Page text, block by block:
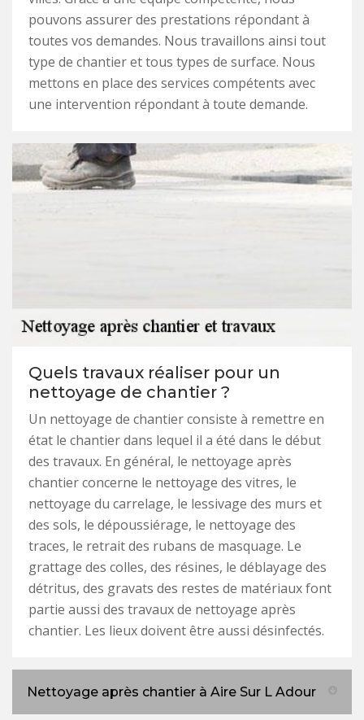
pouvons assurer des prestations répondant à
toutes vos demandes. Nous travaillons ainsi tout
type de chantier et tous types de surface. Nous
mettons en place des services compétents avec
une intervention répondant à toute demande.
Quels travaux réaliser pour un
nettoyage de chantier ?
Un nettoyage de chantier consiste à remettre en
état le chantier dans lequel il a été dans le début
des travaux. En général, le nettoyage après
chantier concerne le nettoyage des vitres, le
nettoyage du carrelage, le lessivage des murs et
des sols, le dépoussiérage, le nettoyage des
traces, le retrait des rubans de masquage. Le
grattage des colles, des résines, le déblayage des
détritus, des gravats des restes de matériaux font
partie aussi des travaux de nettoyage après
chantier. Les lieux doivent être aussi désinfectés.
Nettoyage après chantier à Aire Sur L Adour